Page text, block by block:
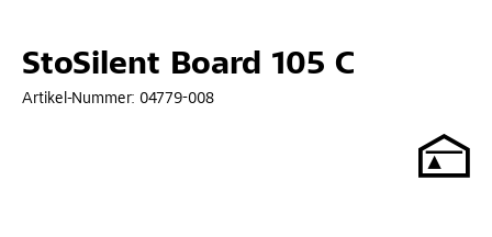
StoSilent Board 105 C
Artikel-Nummer: 04779-008